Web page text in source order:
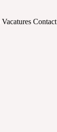
Vacatures Contact